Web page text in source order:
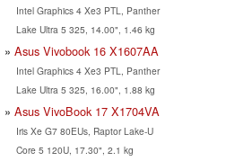
Intel Graphics 4 Xe3 PTL, Panther
Lake Ultra 5 325, 14.00", 1.46 kg
Asus Vivobook 16 X1607AA
Intel Graphics 4 Xe3 PTL, Panther
Lake Ultra 5 325, 16.00", 1.88 kg
Asus VivoBook 17 X1704VA
Iris Xe G7 80EUs, Raptor Lake-U
Core 5 120U, 17.30", 2.1 kg